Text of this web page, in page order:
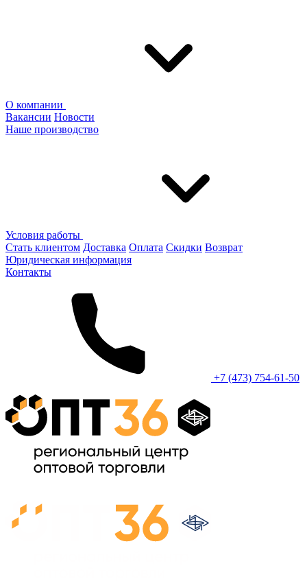
О компании
Вакансии Новости
Наше производство
Условия работы
Стать клиентом Доставка Оплата Скидки Возврат
Юридическая информация
Контакты
+7 (473) 754-61-50